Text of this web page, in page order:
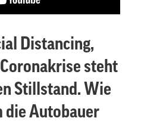
Distancing,
steht
Stillstand. Wie
die Autobauer